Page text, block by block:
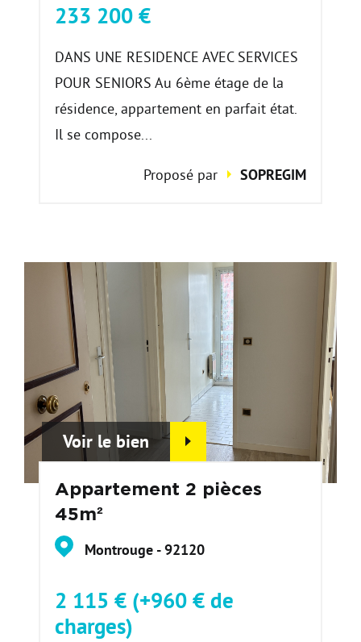
233 200 €
DANS UNE RESIDENCE AVEC SERVICES
POUR SENIORS Au 6ème étage de la
résidence, appartement en parfait état.
Il se compose...
Proposé par SOPREGIM
Voir le bien
Appartement 2 pièces
45m²
Montrouge - 92120
2 115 € (+960 € de
charges)